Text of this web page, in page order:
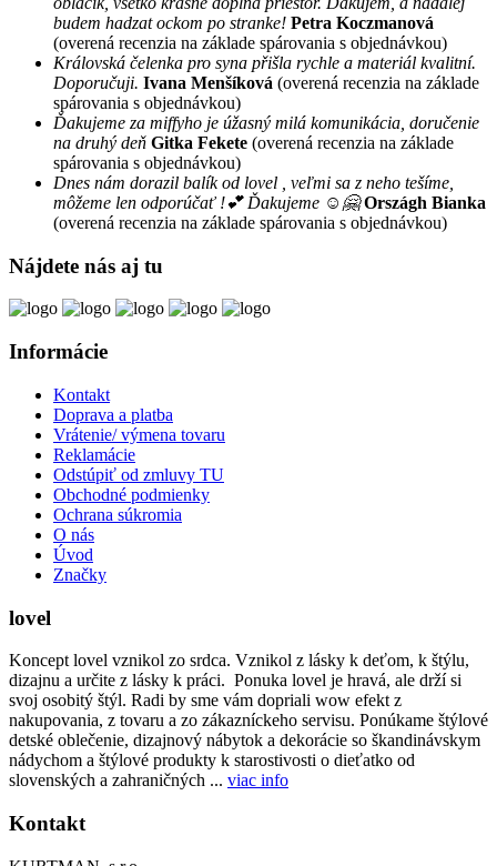
budem hadzat ockom po stranke! Petra Koczmanová
(overená recenzia na základe spárovania s objednávkou)
Královská čelenka pro syna přišla rychle a materiál kvalitní.
Doporučuji. Ivana Menšíková (overená recenzia na základe
spárovania s objednávkou)
Ďakujeme za miffyho je úžasný milá komunikácia, doručenie
na druhý deň Gitka Fekete (overená recenzia na základe
spárovania s objednávkou)
Dnes nám dorazil balík od lovel , veľmi sa z neho tešíme,
môžeme len odporúčať !💕 Ďakujeme ☺️🤗 Országh Bianka
(overená recenzia na základe spárovania s objednávkou)
Nájdete nás aj tu
Informácie
Kontakt
Doprava a platba
Vrátenie/ výmena tovaru
Reklamácie
Odstúpiť od zmluvy TU
Obchodné podmienky
Ochrana súkromia
O nás
Úvod
Značky
lovel
Koncept lovel vznikol zo srdca. Vznikol z lásky k deťom, k štýlu,
dizajnu a určite z lásky k práci. Ponuka lovel je hravá, ale drží si
svoj osobitý štýl. Radi by sme vám dopriali wow efekt z
nakupovania, z tovaru a zo zákazníckeho servisu. Ponúkame štýlové
detské oblečenie, dizajnový nábytok a dekorácie so škandinávskym
nádychom a štýlové produkty k starostivosti o dieťatko od
slovenských a zahraničných ... viac info
Kontakt